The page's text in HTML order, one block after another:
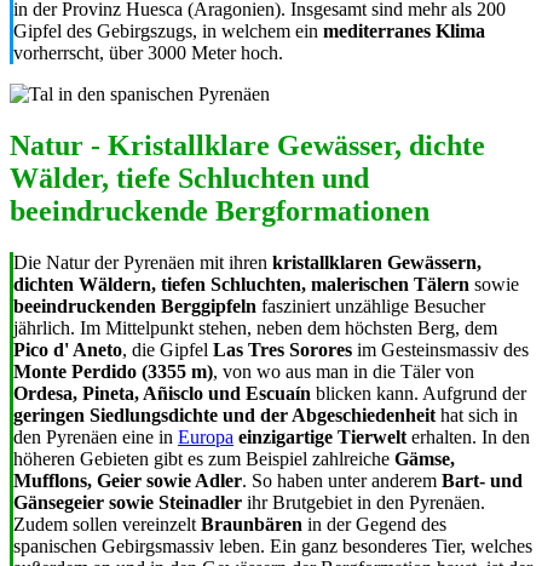
in der Provinz Huesca (Aragonien). Insgesamt sind mehr als 200
Gipfel des Gebirgszugs, in welchem ein mediterranes Klima
vorherrscht, über 3000 Meter hoch.
Natur - Kristallklare Gewässer, dichte
Wälder, tiefe Schluchten und
beeindruckende Bergformationen
Die Natur der Pyrenäen mit ihren kristallklaren Gewässern,
dichten Wäldern, tiefen Schluchten, malerischen Tälern sowie
beeindruckenden Berggipfeln fasziniert unzählige Besucher
jährlich. Im Mittelpunkt stehen, neben dem höchsten Berg, dem
Pico d' Aneto, die Gipfel Las Tres Sorores im Gesteinsmassiv des
Monte Perdido (3355 m), von wo aus man in die Täler von
Ordesa, Pineta, Añisclo und Escuaín blicken kann. Aufgrund der
geringen Siedlungsdichte und der Abgeschiedenheit hat sich in
den Pyrenäen eine in Europa einzigartige Tierwelt erhalten. In den
höheren Gebieten gibt es zum Beispiel zahlreiche Gämse,
Mufflons, Geier sowie Adler. So haben unter anderem Bart- und
Gänsegeier sowie Steinadler ihr Brutgebiet in den Pyrenäen.
Zudem sollen vereinzelt Braunbären in der Gegend des
spanischen Gebirgsmassiv leben. Ein ganz besonderes Tier, welches